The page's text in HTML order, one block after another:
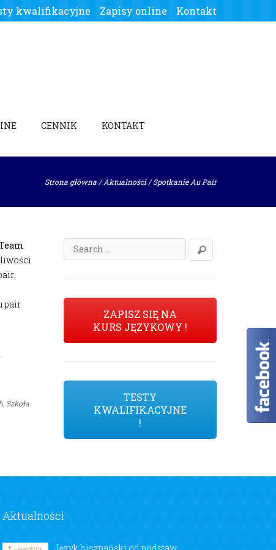
kwalifikacyjne Zapisy online Kontakt
CENNIK KONTAKT
Strona główna /Aktualności/Spotkanie Au Pair
pair
Szkoła
ZAPISZ SIĘ NA
KURS JĘZYKOWY !
TESTY
KWALIFIKACYJNE
!
Aktualności